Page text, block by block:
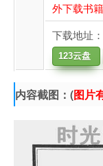
外下载书籍
下载地址：
123云盘
内容截图：(图片